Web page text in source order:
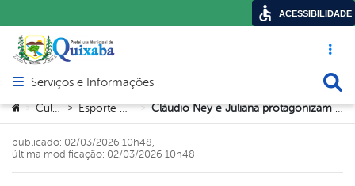
Acesso
Abrir menu principal de navegação
Serviços e Informações
Você está aqui:
> Cultura > Esporte e Lazer > Cláudio Ney e Juliana protagonizam noite histórica no Janeiro Fest 2026
publicado: 02/03/2026 10h48,
última modificação: 02/03/2026 10h48
ACESSIBILIDADE